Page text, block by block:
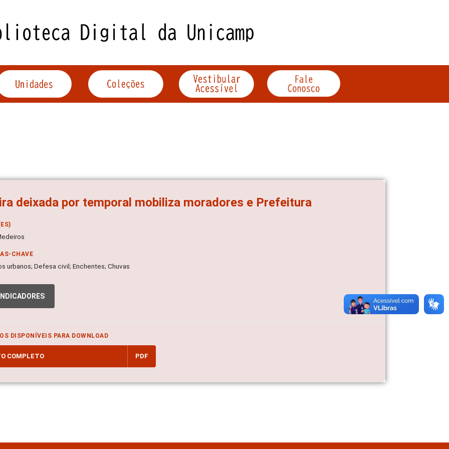
deixada por temporal mobiliza moradores e Prefeitura
CHAVE
urbanos; Defesa civil; Enchentes; Chuvas
INDICADORES
DISPONÍVEIS PARA DOWNLOAD
COMPLETO PDF